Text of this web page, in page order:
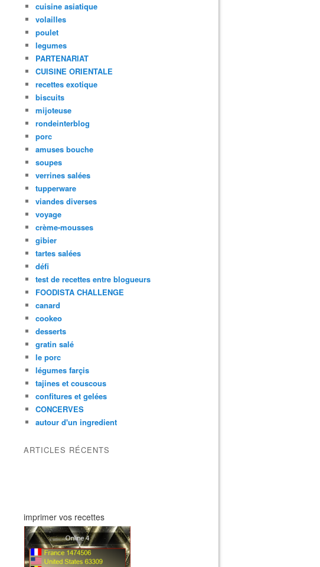
cuisine asiatique
volailles
poulet
legumes
PARTENARIAT
CUISINE ORIENTALE
recettes exotique
biscuits
mijoteuse
rondeinterblog
porc
amuses bouche
soupes
verrines salées
tupperware
viandes diverses
voyage
crème-mousses
gibier
tartes salées
défi
test de recettes entre blogueurs
FOODISTA CHALLENGE
canard
cookeo
desserts
gratin salé
le porc
légumes farçis
tajines et couscous
confitures et gelées
CONCERVES
autour d'un ingredient
ARTICLES RÉCENTS
imprimer vos recettes